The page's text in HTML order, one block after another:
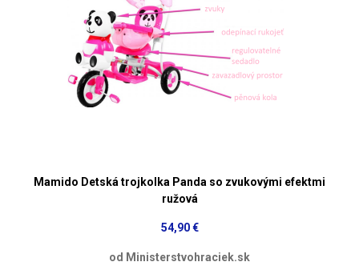
Mamido Detská trojkolka Panda so zvukovými efektmi
ružová
54,90 €
od Ministerstvohraciek.sk